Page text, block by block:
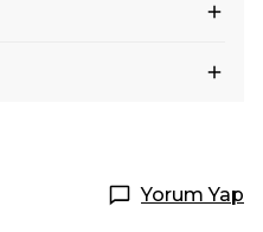
Yorum Yap